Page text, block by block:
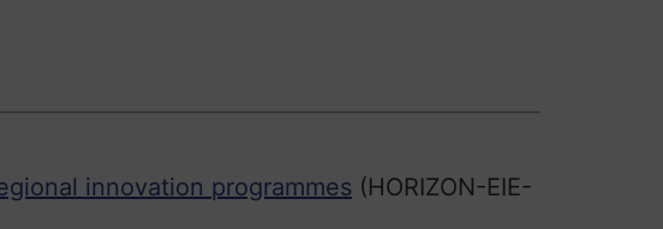
innovation programmes (HORIZON-EIE-